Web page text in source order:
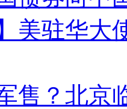
美驻华
售？北京